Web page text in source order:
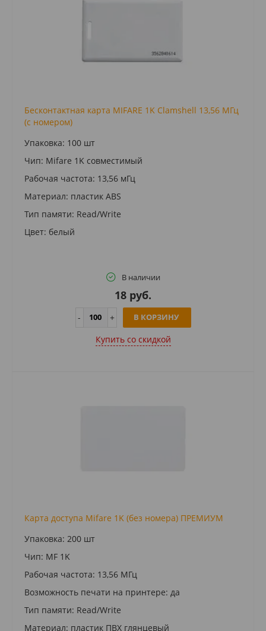
Бесконтактная карта MIFARE 1K Clamshell 13,56 МГц
(с номером)
Упаковка: 100 шт
Чип: Mifare 1K совместимый
Рабочая частота: 13,56 мГц
Материал: пластик ABS
Тип памяти: Read/Write
Цвет: белый
В наличии
18 руб.
В КОРЗИНУ
Купить cо скидкой
Карта доступа Mifare 1K (без номера) ПРЕМИУМ
Упаковка: 200 шт
Чип: MF 1K
Рабочая частота: 13,56 МГц
Возможность печати на принтере: да
Тип памяти: Read/Write
Материал: пластик ПВХ глянцевый